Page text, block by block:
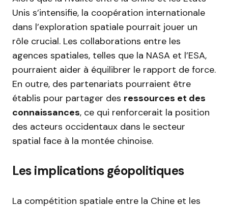
Unis s’intensifie, la coopération internationale
dans l’exploration spatiale pourrait jouer un
rôle crucial. Les collaborations entre les
agences spatiales, telles que la NASA et l’ESA,
pourraient aider à équilibrer le rapport de force.
En outre, des partenariats pourraient être
établis pour partager des ressources et des
connaissances, ce qui renforcerait la position
des acteurs occidentaux dans le secteur
spatial face à la montée chinoise.
Les implications géopolitiques
La compétition spatiale entre la Chine et les